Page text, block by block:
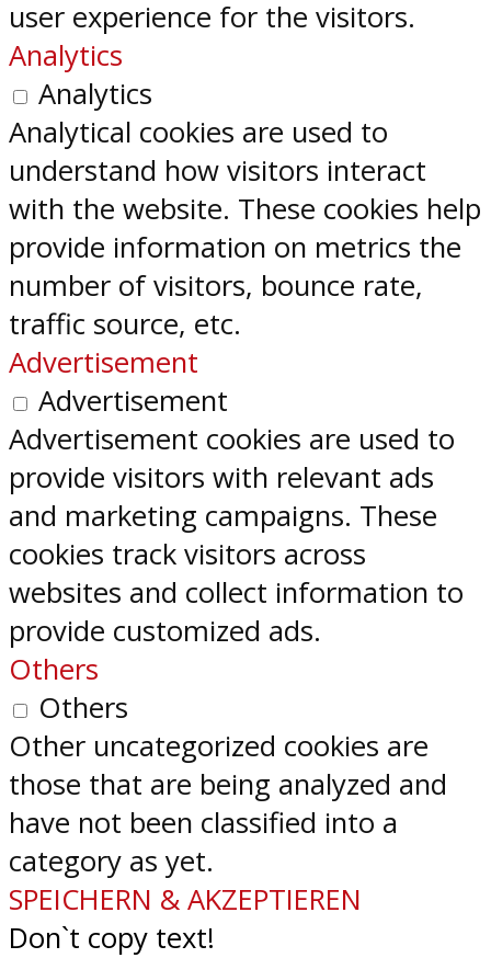
user experience for the visitors.
Analytics
Analytics
Analytical cookies are used to
understand how visitors interact
with the website. These cookies help
provide information on metrics the
number of visitors, bounce rate,
traffic source, etc.
Advertisement
Advertisement
Advertisement cookies are used to
provide visitors with relevant ads
and marketing campaigns. These
cookies track visitors across
websites and collect information to
provide customized ads.
Others
Others
Other uncategorized cookies are
those that are being analyzed and
have not been classified into a
category as yet.
SPEICHERN & AKZEPTIEREN
Don`t copy text!